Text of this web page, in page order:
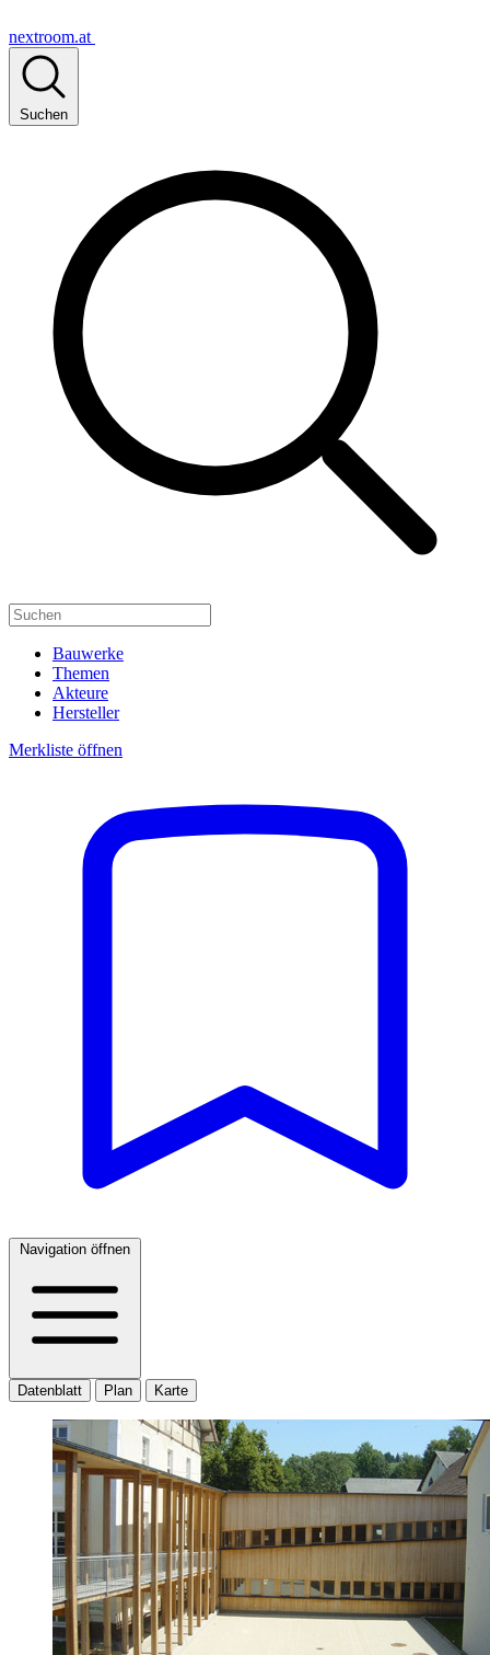
nextroom.at
Suchen
Bauwerke
Themen
Akteure
Hersteller
Merkliste öffnen
Navigation öffnen
Datenblatt Plan Karte